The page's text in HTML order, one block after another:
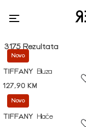
3175 Rezultata
Novo
TIFFANY
Bluza
127,90 KM
Novo
TIFFANY
Hlače